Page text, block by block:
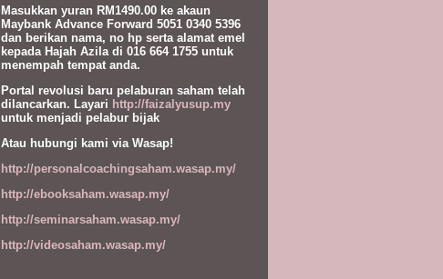
Masukkan yuran RM1490.00 ke akaun
Maybank Advance Forward 5051 0340 5396
dan berikan nama, no hp serta alamat emel
kepada Hajah Azila di 016 664 1755 untuk
menempah tempat anda.
Portal revolusi baru pelaburan saham telah
dilancarkan. Layari http://faizalyusup.my
untuk menjadi pelabur bijak
Atau hubungi kami via Wasap!
http://personalcoachingsaham.wasap.my/
http://ebooksaham.wasap.my/
http://seminarsaham.wasap.my/
http://videosaham.wasap.my/